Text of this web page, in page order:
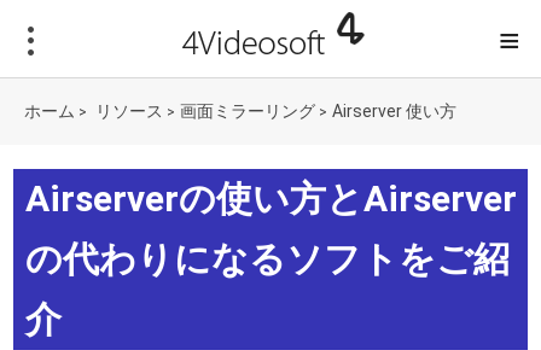
≡
ホーム > リソース > 画面ミラーリング > Airserver 使い方
Airserverの使い方とAirserver
の代わりになるソフトをご紹
介